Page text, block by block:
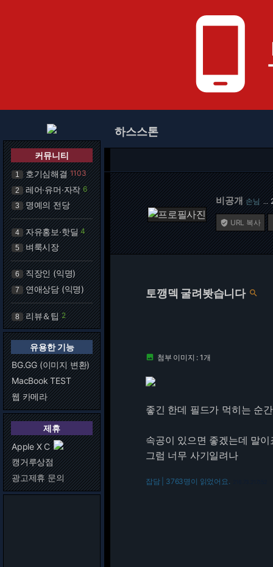
phone_android
커뮤니티
1 호기심해결 1103
2 레어·유머·자작 6
3 명예의 전당
4 자유홍보·핫딜 4
5 벼룩시장
6 직장인 (익명)
7 연애상담 (익명)
8 리뷰＆팁 2
유용한 기능
BG.GG (이미지 변환)
MacBook TEST
웹 카메라
제휴
Apple X C
캥거루상점
광고제휴 문의
하스스톤
비공개 손님 …
 URL 복사
토깽덱 굴려봣습니다 
 첨부 이미지 : 1개
좋긴 한데 필드가 먹히는 순
속공이 있으면 좋겠는데 말이
그럼 너무 사기일려나
잡담 | 3763명이 읽었어요.